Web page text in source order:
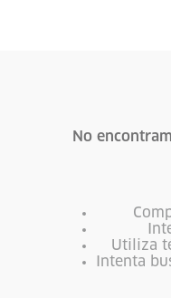
No
Utiliza
Intenta